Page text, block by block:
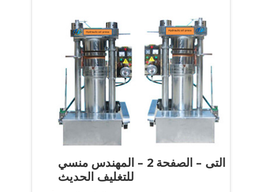
التى – الصفحة 2 – المهندس منسي
للتغليف الحديث